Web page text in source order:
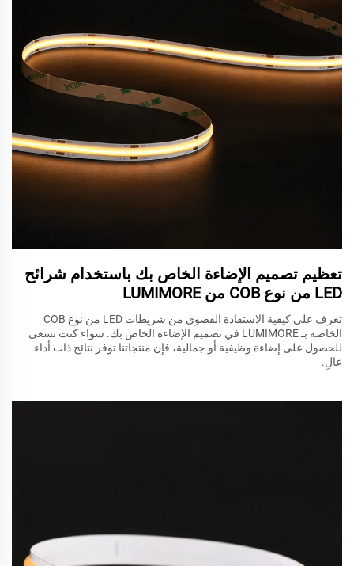
تعظيم تصميم الإضاءة الخاص بك باستخدام شرائح
LED من نوع COB من LUMIMORE
تعرف على كيفية الاستفادة القصوى من شريطات LED من نوع COB
الخاصة بـ LUMIMORE في تصميم الإضاءة الخاص بك. سواء كنت تسعى
للحصول على إضاءة وظيفية أو جمالية، فإن منتجاتنا توفر نتائج ذات أداء
عالٍ.